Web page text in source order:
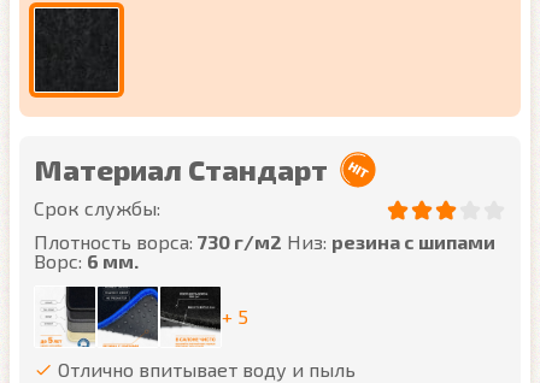
Материал Стандарт
Срок службы:
Плотность ворса: 730 г/м2 Низ: резина с шипами
Ворс: 6 мм.
+ 5
Отлично впитывает воду и пыль